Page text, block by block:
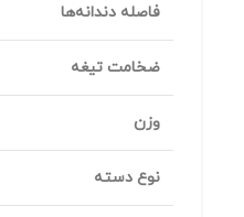
فاصله دندانه‌ها
ضخامت تیغه
وزن
نوع دسته